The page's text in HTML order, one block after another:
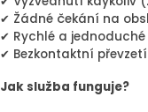
✔ Žádné čekání na
✔ Rychlé a
✔ Bezkontaktní převzetí
Jak služba funguje?